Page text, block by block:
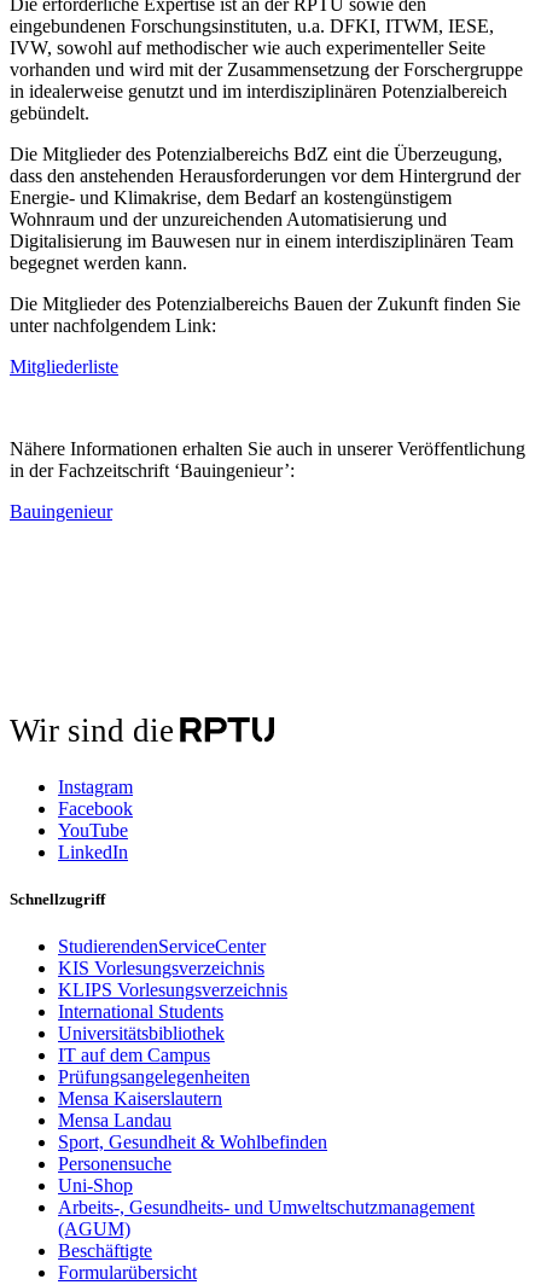
Die erforderliche Expertise ist an der RPTU sowie den
eingebundenen Forschungsinstituten, u.a. DFKI, ITWM, IESE,
IVW, sowohl auf methodischer wie auch experimenteller Seite
vorhanden und wird mit der Zusammensetzung der Forschergruppe
in idealerweise genutzt und im interdisziplinären Potenzialbereich
gebündelt.
Die Mitglieder des Potenzialbereichs BdZ eint die Überzeugung,
dass den anstehenden Herausforderungen vor dem Hintergrund der
Energie- und Klimakrise, dem Bedarf an kostengünstigem
Wohnraum und der unzureichenden Automatisierung und
Digitalisierung im Bauwesen nur in einem interdisziplinären Team
begegnet werden kann.
Die Mitglieder des Potenzialbereichs Bauen der Zukunft finden Sie
unter nachfolgendem Link:
Mitgliederliste
Nähere Informationen erhalten Sie auch in unserer Veröffentlichung
in der Fachzeitschrift ‘Bauingenieur’:
Bauingenieur
Wir sind die
Instagram
Facebook
YouTube
LinkedIn
Schnellzugriff
StudierendenServiceCenter
KIS Vorlesungsverzeichnis
KLIPS Vorlesungsverzeichnis
International Students
Universitätsbibliothek
IT auf dem Campus
Prüfungsangelegenheiten
Mensa Kaiserslautern
Mensa Landau
Sport, Gesundheit & Wohlbefinden
Personensuche
Uni-Shop
Arbeits-, Gesundheits- und Umweltschutzmanagement
(AGUM)
Beschäftigte
Formularübersicht